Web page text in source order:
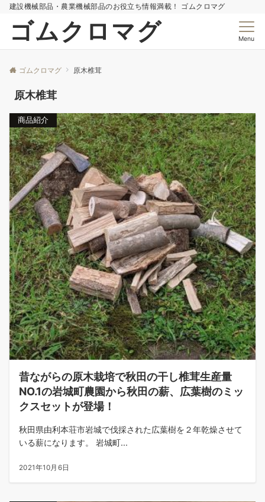
建設機械部品・農業機械部品のお役立ち情報満載！ ゴムクロマグ
ゴムクロマグ Menu
ゴムクロマグ 原木椎茸
原木椎茸
商品紹介
昔ながらの原木栽培で秋田の干し椎茸生産量
NO.1の岩城町農園から秋田の薪、広葉樹のミッ
クスセットが登場！
秋田県由利本荘市岩城で伐採された広葉樹を２年乾燥させて
いる薪になります。 岩城町...
2021年10月6日